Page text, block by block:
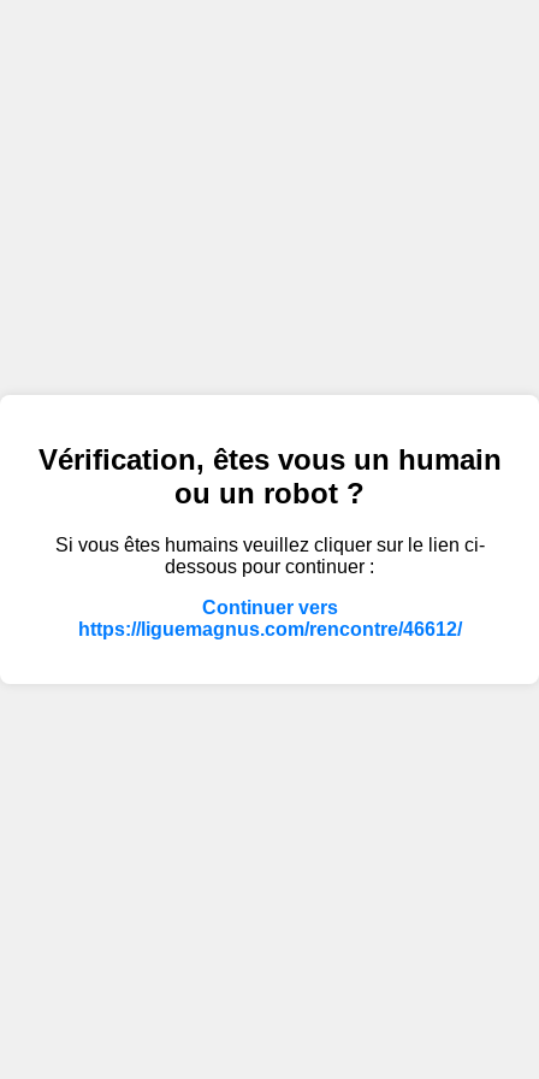
Vérification, êtes vous un humain
ou un robot ?
Si vous êtes humains veuillez cliquer sur le lien ci-
dessous pour continuer :
Continuer vers
https://liguemagnus.com/rencontre/46612/